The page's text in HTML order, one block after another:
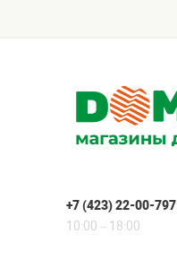
+7 (423) 22-00-797
10:00 – 18:00